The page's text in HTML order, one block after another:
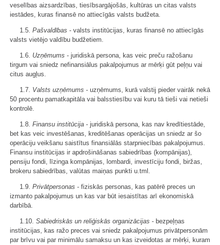
veselības aizsardzības, tiesībsargājošās, kultūras un citas valsts
iestādes, kuras finansē no attiecīgās valsts budžeta.
1.5. Pašvaldības - valsts institūcijas, kuras finansē no attiecīgās
valsts vietējo valdību budžetiem.
1.6. Uzņēmums - juridiskā persona, kas veic preču ražošanu
tirgum vai sniedz nefinansiālus pakalpojumus ar mērķi gūt peļņu vai
citus augļus.
1.7. Valsts uzņēmums - uzņēmums, kurā valstij pieder vairāk nekā
50 procentu pamatkapitāla vai balsstiesību vai kuru tā tieši vai netieši
kontrolē.
1.8. Finansu institūcija - juridiskā persona, kas nav kredītiestāde,
bet kas veic investēšanas, kreditēšanas operācijas un sniedz ar šo
operāciju veikšanu saistītus finansiālās starpniecības pakalpojumus.
Finansu institūcijas ir apdrošināšanas sabiedrības (kompānijas),
pensiju fondi, līzinga kompānijas, lombardi, investīciju fondi, biržas,
brokeru sabiedrības, valūtas maiņas punkti u.tml.
1.9. Privātpersonas - fiziskās personas, kas patērē preces un
izmanto pakalpojumus un kas var būt iesaistītas arī ekonomiskā
darbībā.
1.10. Sabiedriskās un reliģiskās organizācijas - bezpeļņas
institūcijas, kas ražo preces vai sniedz pakalpojumus privātpersonām
par brīvu vai par minimālu samaksu un kas izveidotas ar mērķi, kuram